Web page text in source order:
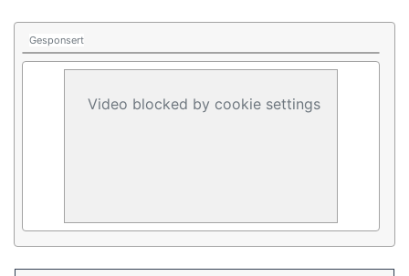
Gesponsert
Video blocked by cookie settings